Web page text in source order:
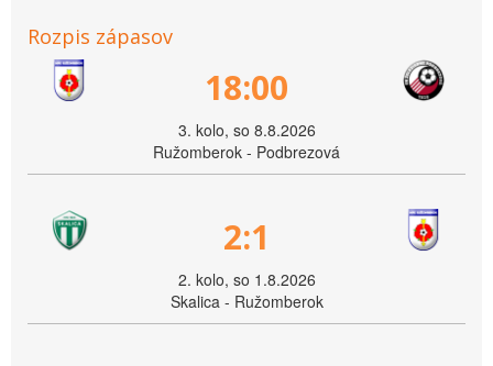
Rozpis zápasov
18:00
3. kolo, so 8.8.2026
Ružomberok - Podbrezová
2:1
2. kolo, so 1.8.2026
Skalica - Ružomberok